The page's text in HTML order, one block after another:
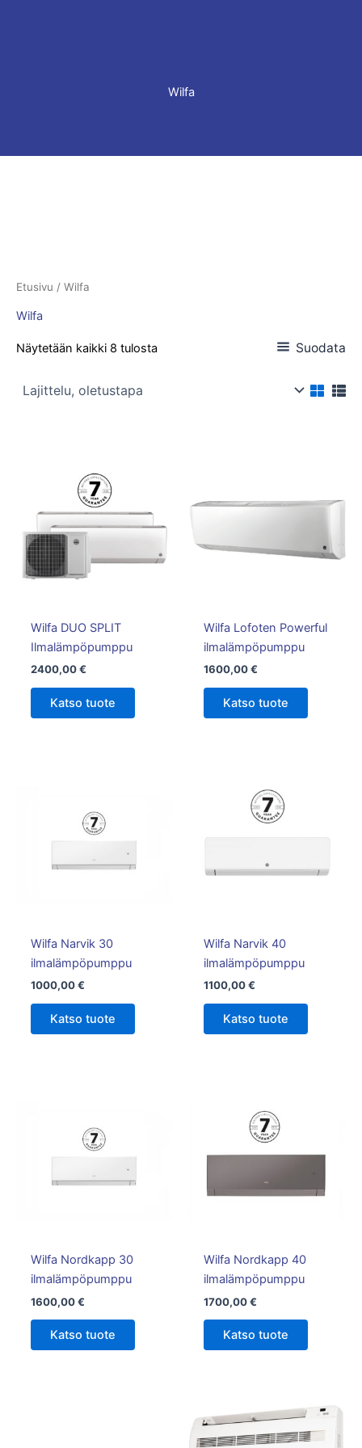
Wilfa
Etusivu / Wilfa
Wilfa
Näytetään kaikki 8 tulosta Suodata
Wilfa DUO SPLIT
Ilmalämpöpumppu
2400,00€
Katso tuote
Wilfa Lofoten Powerful
ilmalämpöpumppu
1600,00€
Katso tuote
Wilfa Narvik 30
ilmalämpöpumppu
1000,00€
Katso tuote
Wilfa Narvik 40
ilmalämpöpumppu
1100,00€
Katso tuote
Wilfa Nordkapp 30
ilmalämpöpumppu
1600,00€
Katso tuote
Wilfa Nordkapp 40
ilmalämpöpumppu
1700,00€
Katso tuote
useampi
Voit